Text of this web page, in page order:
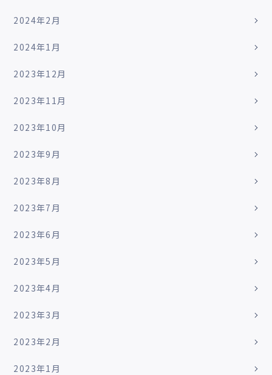
2024年2月
2024年1月
2023年12月
2023年11月
2023年10月
2023年9月
2023年8月
2023年7月
2023年6月
2023年5月
2023年4月
2023年3月
2023年2月
2023年1月